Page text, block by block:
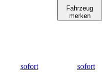
Fahrzeug
merken
sofort
sofort